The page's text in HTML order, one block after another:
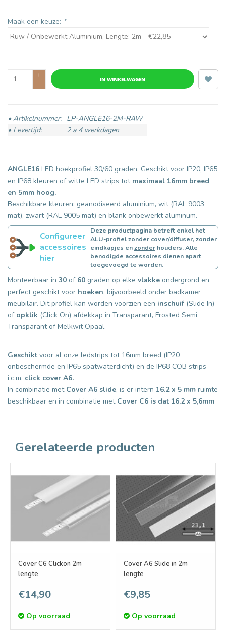
Maak een keuze: *
+
-
IN WINKELWAGEN
• Artikelnummer: LP-ANGLE16-2M-RAW
• Levertijd:
2 a 4 werkdagen
ANGLE16 LED hoekprofiel 30/60 graden. Geschikt voor IP20, IP65
en IP68 kleuren of witte LED strips totmaximaal 16mm breed
en 5mm hoog.
Beschikbare kleuren: geanodiseerd aluminium, wit (RAL 9003
mat), zwart (RAL 9005 mat) en blank onbewerkt aluminum.
Configureer
accessoires
hier
Deze productpagina betreft enkel het
ALU-profielzonder cover/diffuser,zonder
eindkapjes enzonder houders. Alle
benodigde accessoires dienen apart
toegevoegd te worden.
Monteerbaar in 30 of 60 graden op elke vlakke ondergrond en
perfect geschikt voor hoeken, bijvoorbeeld onder badkamer
meubilair. Dit profiel kan worden voorzien een inschuif (Slide In)
of opklik (Click On) afdekkap in Transparant, Frosted Semi
Transparant of Melkwit Opaal.
Geschikt voor al onze ledstrips tot 16mm breed (IP20
onbeschermde en IP65 spatwaterdicht) en de IP68 COB strips
i.c.m. click cover A6.
In combinatie met Cover A6 slide, is er intern 16.2 x 5 mm ruimte
beschikbaar en in combinatie met Cover C6 is dat 16.2 x 5,6mm
Gerelateerde producten
Cover C6 Clickon 2m
lengte
€14,90
Op voorraad
Cover A6 Slide in 2m
lengte
€9,85
Op voorraad